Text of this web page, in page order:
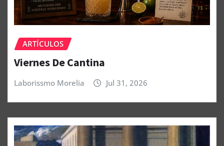
ARTÍCULOS
Viernes De Cantina
Laborissmo Morelia Jul 31, 2026